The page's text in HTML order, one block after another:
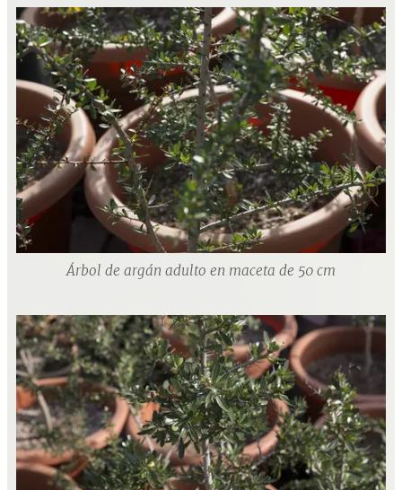
Árbol de argán adulto en maceta de 50 cm